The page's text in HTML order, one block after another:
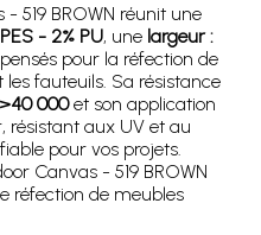
519 BROWN réunit une
- 2% PU, une largeur :
pensés pour la réfection de
les fauteuils. Sa résistance
000et son application
résistant aux UV et au
pour vos projets.
Canvas - 519 BROWN
réfection de meubles